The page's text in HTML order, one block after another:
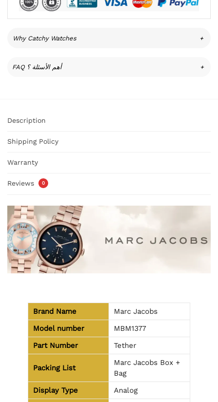
Why Catchy Watches +
FAQ أهم الأسئلة ؟ +
Description
Shipping Policy
Warranty
Reviews 0
Brand Name
Marc Jacobs
Model number
MBM1377
Part Number
Tether
Packing List
Marc Jacobs Box +
Bag
Display Type
Analog